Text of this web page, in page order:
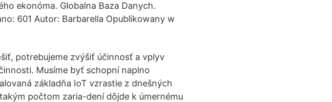
ekonóma. Globalna Baza Danych.
601 Autor: Barbarella Opublikowany w
potrebujeme zvýšiť účinnosť a vplyv
Musíme byť schopní naplno
základňa IoT vzrastie z dnešných
počtom zaria-dení dôjde k úmernému